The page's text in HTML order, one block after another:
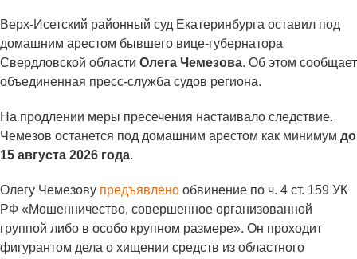
Верх-Исетский районный суд Екатеринбурга оставил под
домашним арестом бывшего вице-губернатора
Свердловской области Олега Чемезова. Об этом сообщает
объединенная пресс-служба судов региона.
На продлении меры пресечения настаивало следствие.
Чемезов останется под домашним арестом как минимум до
15 августа 2026 года.
Олегу Чемезову предъявлено обвинение по ч. 4 ст. 159 УК
РФ «Мошенничество, совершенное организованной
группой либо в особо крупном размере». Он проходит
фигурантом дела о хищении средств из областного